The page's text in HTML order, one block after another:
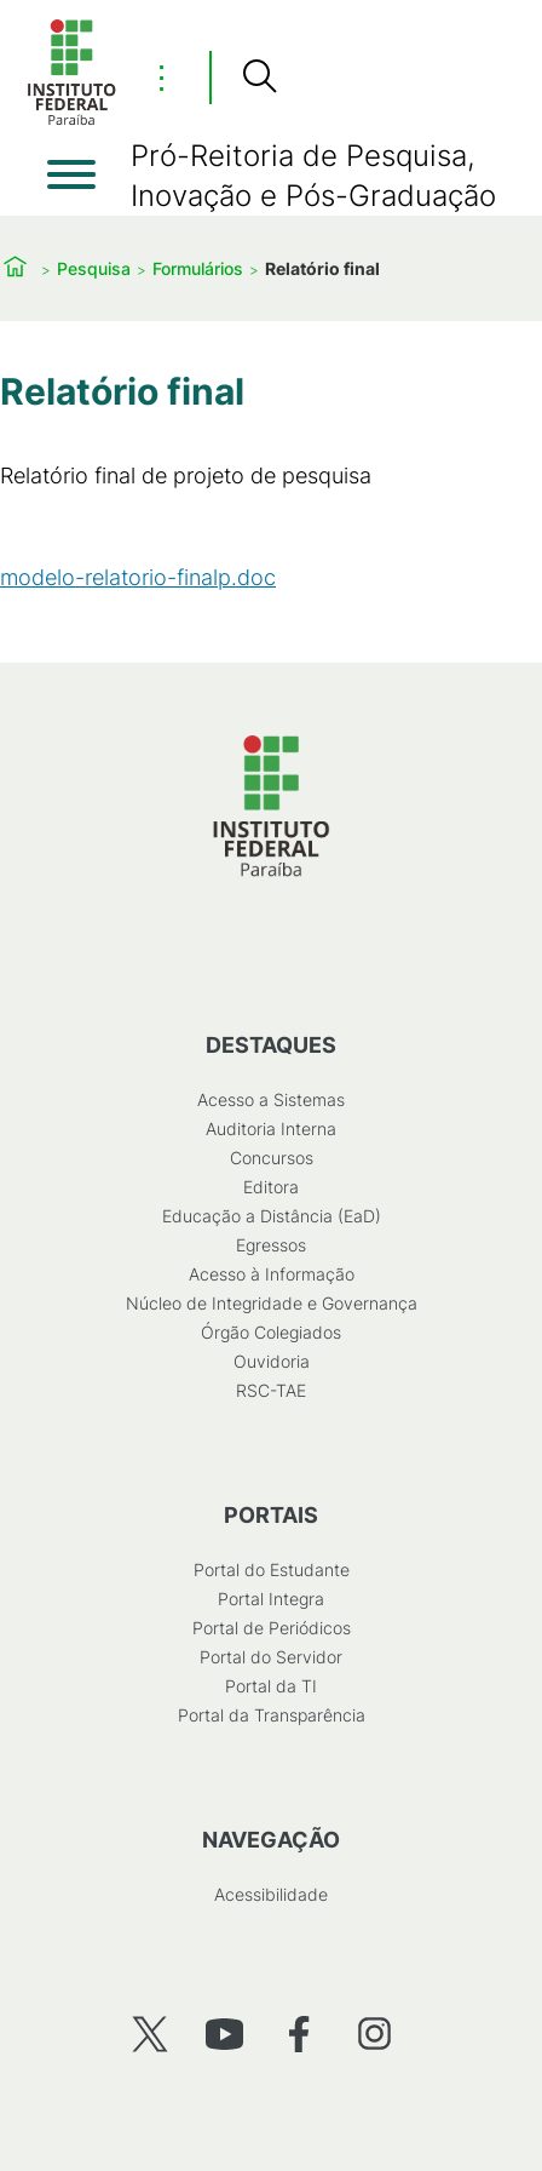
⋮
Pró-Reitoria de Pesquisa,
Inovação e Pós-Graduação
Pesquisa Formulários Relatório final
Relatório final
Relatório final de projeto de pesquisa
modelo-relatorio-finalp.doc
DESTAQUES
Acesso a Sistemas
Auditoria Interna
Concursos
Editora
Educação a Distância (EaD)
Egressos
Acesso à Informação
Núcleo de Integridade e Governança
Órgão Colegiados
Ouvidoria
RSC-TAE
PORTAIS
Portal do Estudante
Portal Integra
Portal de Periódicos
Portal do Servidor
Portal da TI
Portal da Transparência
NAVEGAÇÃO
Acessibilidade